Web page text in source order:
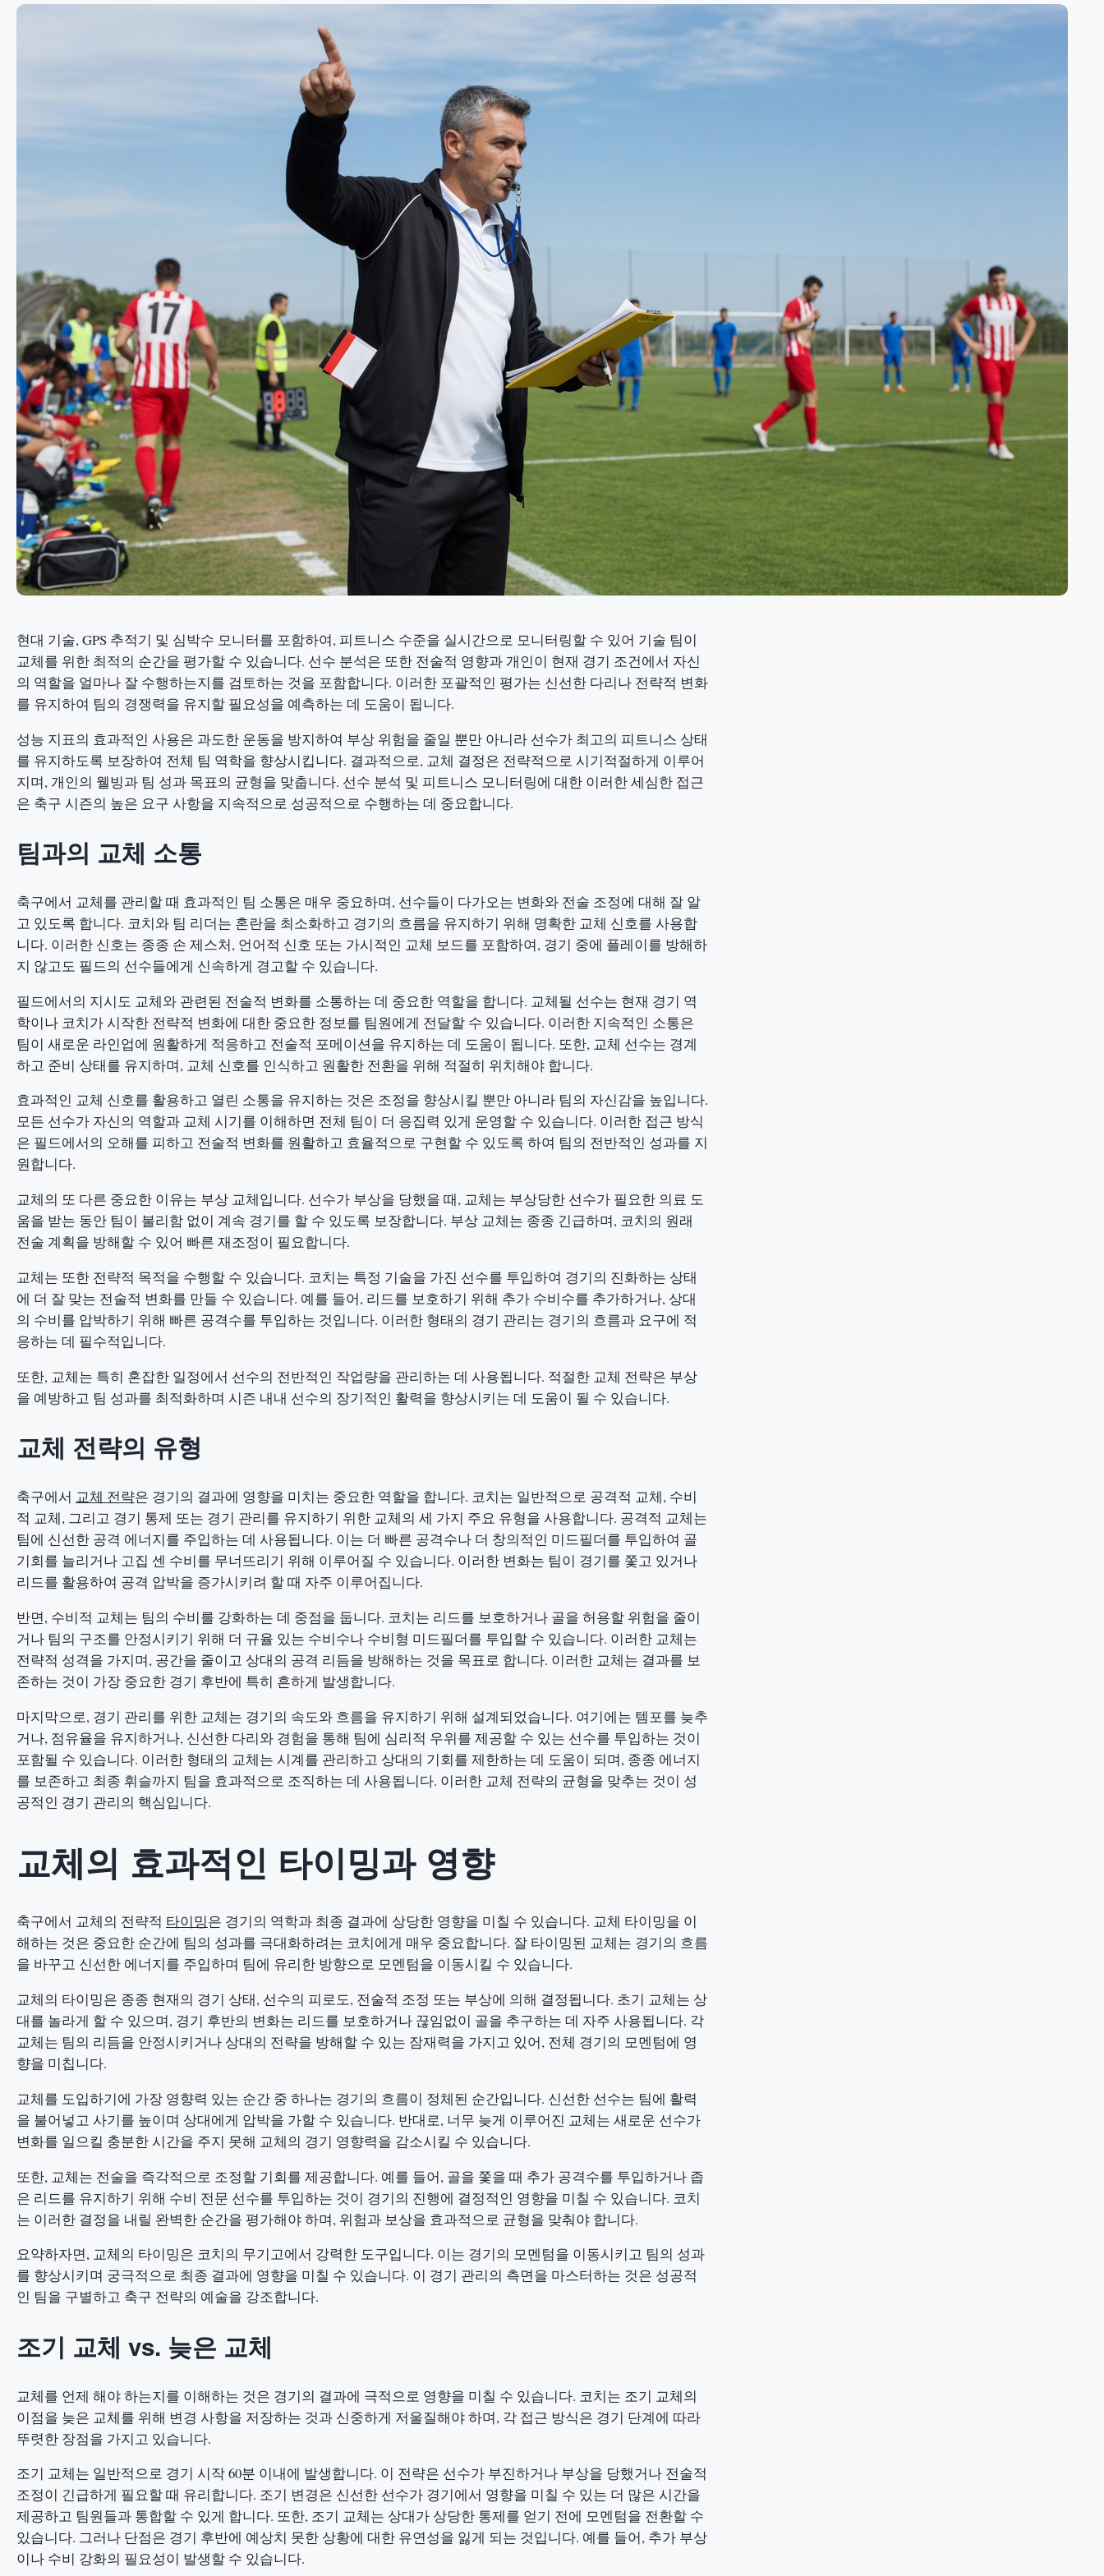
현대 기술, GPS 추적기 및 심박수 모니터를 포함하여, 피트니스 수준을 실시간으로 모니터링할 수 있어 기술 팀이
교체를 위한 최적의 순간을 평가할 수 있습니다. 선수 분석은 또한 전술적 영향과 개인이 현재 경기 조건에서 자신
의 역할을 얼마나 잘 수행하는지를 검토하는 것을 포함합니다. 이러한 포괄적인 평가는 신선한 다리나 전략적 변화
를 유지하여 팀의 경쟁력을 유지할 필요성을 예측하는 데 도움이 됩니다.
성능 지표의 효과적인 사용은 과도한 운동을 방지하여 부상 위험을 줄일 뿐만 아니라 선수가 최고의 피트니스 상태
를 유지하도록 보장하여 전체 팀 역학을 향상시킵니다. 결과적으로, 교체 결정은 전략적으로 시기적절하게 이루어
지며, 개인의 웰빙과 팀 성과 목표의 균형을 맞춥니다. 선수 분석 및 피트니스 모니터링에 대한 이러한 세심한 접근
은 축구 시즌의 높은 요구 사항을 지속적으로 성공적으로 수행하는 데 중요합니다.
팀과의 교체 소통
축구에서 교체를 관리할 때 효과적인 팀 소통은 매우 중요하며, 선수들이 다가오는 변화와 전술 조정에 대해 잘 알
고 있도록 합니다. 코치와 팀 리더는 혼란을 최소화하고 경기의 흐름을 유지하기 위해 명확한 교체 신호를 사용합
니다. 이러한 신호는 종종 손 제스처, 언어적 신호 또는 가시적인 교체 보드를 포함하여, 경기 중에 플레이를 방해하
지 않고도 필드의 선수들에게 신속하게 경고할 수 있습니다.
필드에서의 지시도 교체와 관련된 전술적 변화를 소통하는 데 중요한 역할을 합니다. 교체될 선수는 현재 경기 역
학이나 코치가 시작한 전략적 변화에 대한 중요한 정보를 팀원에게 전달할 수 있습니다. 이러한 지속적인 소통은
팀이 새로운 라인업에 원활하게 적응하고 전술적 포메이션을 유지하는 데 도움이 됩니다. 또한, 교체 선수는 경계
하고 준비 상태를 유지하며, 교체 신호를 인식하고 원활한 전환을 위해 적절히 위치해야 합니다.
효과적인 교체 신호를 활용하고 열린 소통을 유지하는 것은 조정을 향상시킬 뿐만 아니라 팀의 자신감을 높입니다.
모든 선수가 자신의 역할과 교체 시기를 이해하면 전체 팀이 더 응집력 있게 운영할 수 있습니다. 이러한 접근 방식
은 필드에서의 오해를 피하고 전술적 변화를 원활하고 효율적으로 구현할 수 있도록 하여 팀의 전반적인 성과를 지
원합니다.
교체의 또 다른 중요한 이유는 부상 교체입니다. 선수가 부상을 당했을 때, 교체는 부상당한 선수가 필요한 의료 도
움을 받는 동안 팀이 불리함 없이 계속 경기를 할 수 있도록 보장합니다. 부상 교체는 종종 긴급하며, 코치의 원래
전술 계획을 방해할 수 있어 빠른 재조정이 필요합니다.
교체는 또한 전략적 목적을 수행할 수 있습니다. 코치는 특정 기술을 가진 선수를 투입하여 경기의 진화하는 상태
에 더 잘 맞는 전술적 변화를 만들 수 있습니다. 예를 들어, 리드를 보호하기 위해 추가 수비수를 추가하거나, 상대
의 수비를 압박하기 위해 빠른 공격수를 투입하는 것입니다. 이러한 형태의 경기 관리는 경기의 흐름과 요구에 적
응하는 데 필수적입니다.
또한, 교체는 특히 혼잡한 일정에서 선수의 전반적인 작업량을 관리하는 데 사용됩니다. 적절한 교체 전략은 부상
을 예방하고 팀 성과를 최적화하며 시즌 내내 선수의 장기적인 활력을 향상시키는 데 도움이 될 수 있습니다.
교체 전략의 유형
축구에서 교체 전략은 경기의 결과에 영향을 미치는 중요한 역할을 합니다. 코치는 일반적으로 공격적 교체, 수비
적 교체, 그리고 경기 통제 또는 경기 관리를 유지하기 위한 교체의 세 가지 주요 유형을 사용합니다. 공격적 교체는
팀에 신선한 공격 에너지를 주입하는 데 사용됩니다. 이는 더 빠른 공격수나 더 창의적인 미드필더를 투입하여 골
기회를 늘리거나 고집 센 수비를 무너뜨리기 위해 이루어질 수 있습니다. 이러한 변화는 팀이 경기를 쫓고 있거나
리드를 활용하여 공격 압박을 증가시키려 할 때 자주 이루어집니다.
반면, 수비적 교체는 팀의 수비를 강화하는 데 중점을 둡니다. 코치는 리드를 보호하거나 골을 허용할 위험을 줄이
거나 팀의 구조를 안정시키기 위해 더 규율 있는 수비수나 수비형 미드필더를 투입할 수 있습니다. 이러한 교체는
전략적 성격을 가지며, 공간을 줄이고 상대의 공격 리듬을 방해하는 것을 목표로 합니다. 이러한 교체는 결과를 보
존하는 것이 가장 중요한 경기 후반에 특히 흔하게 발생합니다.
마지막으로, 경기 관리를 위한 교체는 경기의 속도와 흐름을 유지하기 위해 설계되었습니다. 여기에는 템포를 늦추
거나, 점유율을 유지하거나, 신선한 다리와 경험을 통해 팀에 심리적 우위를 제공할 수 있는 선수를 투입하는 것이
포함될 수 있습니다. 이러한 형태의 교체는 시계를 관리하고 상대의 기회를 제한하는 데 도움이 되며, 종종 에너지
를 보존하고 최종 휘슬까지 팀을 효과적으로 조직하는 데 사용됩니다. 이러한 교체 전략의 균형을 맞추는 것이 성
공적인 경기 관리의 핵심입니다.
교체의 효과적인 타이밍과 영향
축구에서 교체의 전략적 타이밍은 경기의 역학과 최종 결과에 상당한 영향을 미칠 수 있습니다. 교체 타이밍을 이
해하는 것은 중요한 순간에 팀의 성과를 극대화하려는 코치에게 매우 중요합니다. 잘 타이밍된 교체는 경기의 흐름
을 바꾸고 신선한 에너지를 주입하며 팀에 유리한 방향으로 모멘텀을 이동시킬 수 있습니다.
교체의 타이밍은 종종 현재의 경기 상태, 선수의 피로도, 전술적 조정 또는 부상에 의해 결정됩니다. 초기 교체는 상
대를 놀라게 할 수 있으며, 경기 후반의 변화는 리드를 보호하거나 끊임없이 골을 추구하는 데 자주 사용됩니다. 각
교체는 팀의 리듬을 안정시키거나 상대의 전략을 방해할 수 있는 잠재력을 가지고 있어, 전체 경기의 모멘텀에 영
향을 미칩니다.
교체를 도입하기에 가장 영향력 있는 순간 중 하나는 경기의 흐름이 정체된 순간입니다. 신선한 선수는 팀에 활력
을 불어넣고 사기를 높이며 상대에게 압박을 가할 수 있습니다. 반대로, 너무 늦게 이루어진 교체는 새로운 선수가
변화를 일으킬 충분한 시간을 주지 못해 교체의 경기 영향력을 감소시킬 수 있습니다.
또한, 교체는 전술을 즉각적으로 조정할 기회를 제공합니다. 예를 들어, 골을 쫓을 때 추가 공격수를 투입하거나 좁
은 리드를 유지하기 위해 수비 전문 선수를 투입하는 것이 경기의 진행에 결정적인 영향을 미칠 수 있습니다. 코치
는 이러한 결정을 내릴 완벽한 순간을 평가해야 하며, 위험과 보상을 효과적으로 균형을 맞춰야 합니다.
요약하자면, 교체의 타이밍은 코치의 무기고에서 강력한 도구입니다. 이는 경기의 모멘텀을 이동시키고 팀의 성과
를 향상시키며 궁극적으로 최종 결과에 영향을 미칠 수 있습니다. 이 경기 관리의 측면을 마스터하는 것은 성공적
인 팀을 구별하고 축구 전략의 예술을 강조합니다.
조기 교체 vs. 늦은 교체
교체를 언제 해야 하는지를 이해하는 것은 경기의 결과에 극적으로 영향을 미칠 수 있습니다. 코치는 조기 교체의
이점을 늦은 교체를 위해 변경 사항을 저장하는 것과 신중하게 저울질해야 하며, 각 접근 방식은 경기 단계에 따라
뚜렷한 장점을 가지고 있습니다.
조기 교체는 일반적으로 경기 시작 60분 이내에 발생합니다. 이 전략은 선수가 부진하거나 부상을 당했거나 전술적
조정이 긴급하게 필요할 때 유리합니다. 조기 변경은 신선한 선수가 경기에서 영향을 미칠 수 있는 더 많은 시간을
제공하고 팀원들과 통합할 수 있게 합니다. 또한, 조기 교체는 상대가 상당한 통제를 얻기 전에 모멘텀을 전환할 수
있습니다. 그러나 단점은 경기 후반에 예상치 못한 상황에 대한 유연성을 잃게 되는 것입니다. 예를 들어, 추가 부상
이나 수비 강화의 필요성이 발생할 수 있습니다.
Search
미드필드 블록 전술
«딥 블록 수비 축구»
높은 수비 라인 축구